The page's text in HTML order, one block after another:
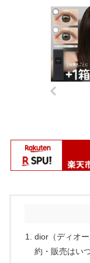
dior（ディオ
約・販売はい